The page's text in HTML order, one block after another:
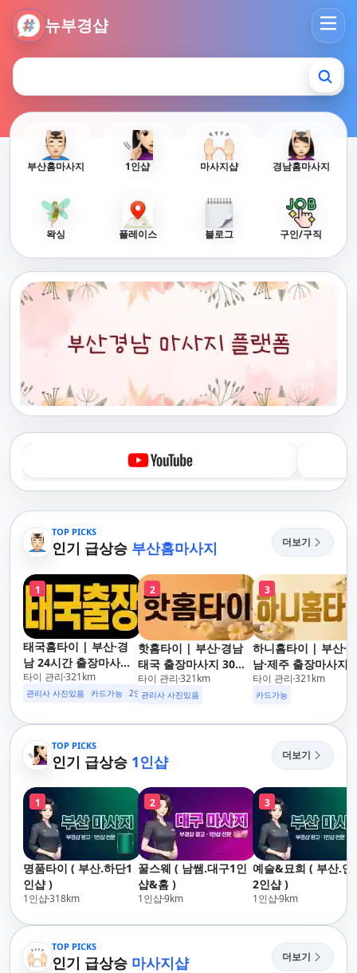
뉴부경샵
뉴부경샵 - 부산 마사지 사이트 부산마사지 부산홈타이 부산출
부산홈마사지 1인샵 마사지샵 경남홈마사지
왁싱 플레이스 블로그 구인/구직
1 /1
TOP PICKS
인기 급상승 부산홈마사지 더보기
1
태국홈타이 | 부산·경
남 24시간 출장마사지
후불제/해운대,사상,광
안리,남포동,구포,덕천,
산,구서,연산,서면,재
송,센텀,송도,자갈치,하
단,다대포,범일,범천,우
동,마린시티,송정,기장,
정관,일광,망미,토곡,시
청,양정,초량,사직,온
천,미남,만덕,괴정,학
장,금사,서동,반여,반
송,명륜,남천,대연,문
현,부전,개금,가야,주
례,괘법,학장,강서,신
호,서구,암남
타이 관리 321km
관리사 사진있음 카드가능 2인이상 할인 업소 이벤트중
2
핫홈타이 | 부산·경남
태국 출장마사지 30분
도착 카드가능 24시해
운대,사상,광안리,남포
락,수영,동래,남산,구
텀,송도,자갈치,하단,다
린시티,송정,기장,정관,
일광,망미,토곡,시청,양
정,초량,사직,온천,미
남,만덕,괴정,학장,금
사,서동,반여,반송,명
륜,남천,대연,문현,부
전,개금,가야,주례,괘
법,학장,강서,신호,서
타이 관리 321km
관리사 사진있음
3
하니홈타이 | 부산·경
남·제주 출장마사지
이·아로마 전문
타이 관리 321km
카드가능
TOP PICKS
인기 급상승 1인샵 더보기
1
명품타이 ( 부산.하단1
인샵 )
1인샵318km
2
꿀스웨 ( 남쌤.대구1인
샵&홈 )
1인샵9km
3
예슬&묘희 ( 부산.연
2인샵 )
1인샵9km
TOP PICKS
인기 급상승 마사지샵 더보기